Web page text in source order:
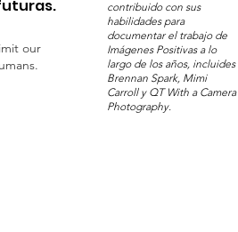
our
contribuido con sus
habilidades para
documentar el trabajo de
Imágenes Positivas a lo
largo de los años, incluides
Brennan Spark, Mimi
Carroll y QT With a Camera
Photography.